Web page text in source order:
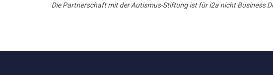
Die Partnerschaft mit der Autismus-Stiftung ist für i2a nicht Business